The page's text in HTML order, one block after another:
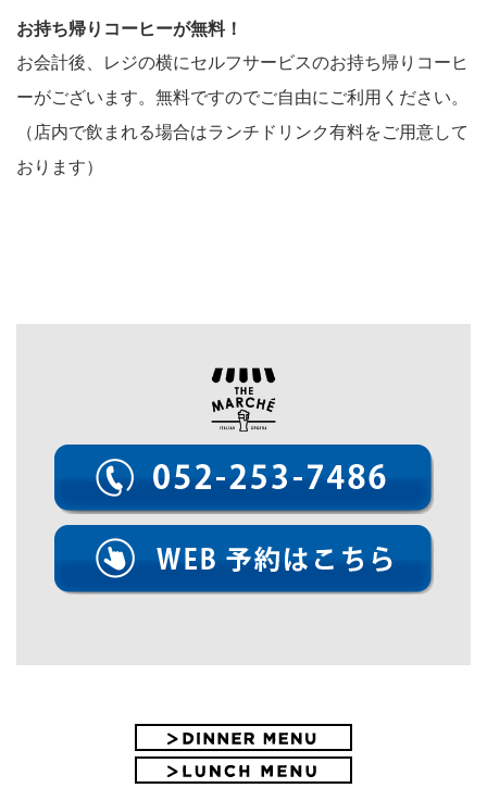
お持ち帰りコーヒーが無料！
お会計後、レジの横にセルフサービスのお持ち帰りコーヒ
ーがございます。無料ですのでご自由にご利用ください。
（店内で飲まれる場合はランチドリンク有料をご用意して
おります）